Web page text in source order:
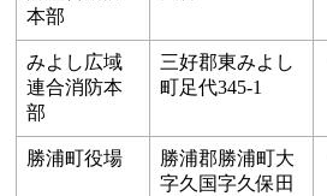
本部
みよし広域
連合消防本
部
三好郡東みよし
町足代345-1
勝浦町役場
勝浦郡勝浦町大
字久国字久保田